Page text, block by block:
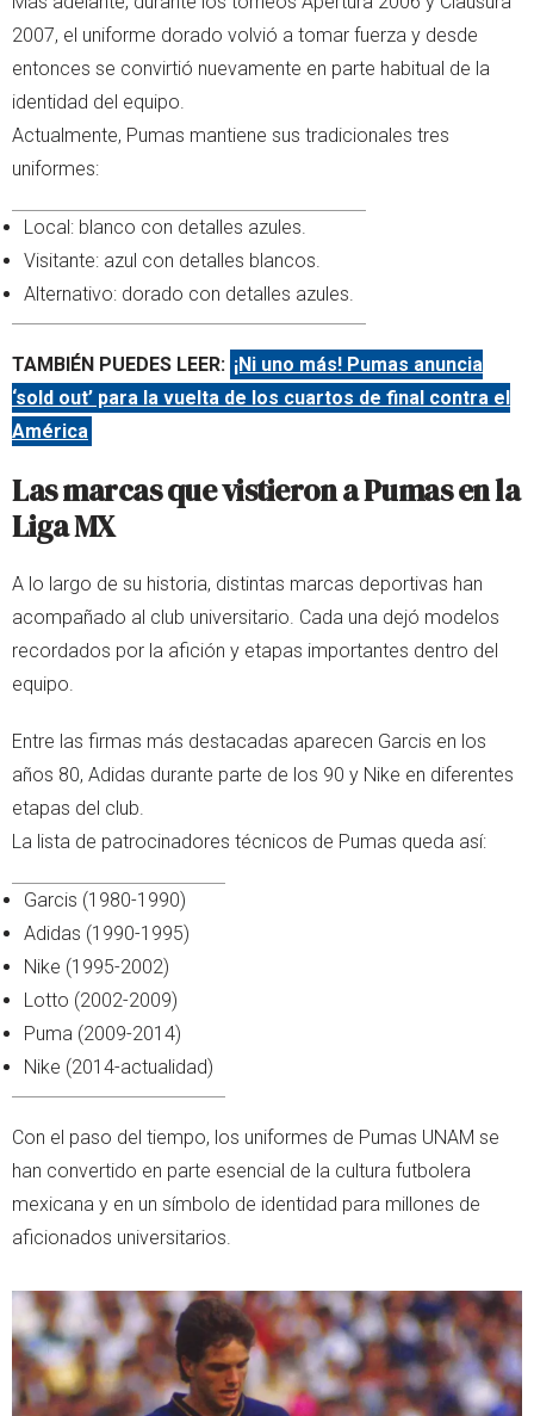
2007, el uniforme dorado volvió a tomar fuerza y desde
entonces se convirtió nuevamente en parte habitual de la
identidad del equipo.
Actualmente, Pumas mantiene sus tradicionales tres
uniformes:
Local: blanco con detalles azules.
Visitante: azul con detalles blancos.
Alternativo: dorado con detalles azules.
TAMBIÉN PUEDES LEER: ¡Ni uno más! Pumas anuncia
‘sold out’ para la vuelta de los cuartos de final contra el
América
Las marcas que vistieron a Pumas en la
Liga MX
A lo largo de su historia, distintas marcas deportivas han
acompañado al club universitario. Cada una dejó modelos
recordados por la afición y etapas importantes dentro del
equipo.
Entre las firmas más destacadas aparecen Garcis en los
años 80, Adidas durante parte de los 90 y Nike en diferentes
etapas del club.
La lista de patrocinadores técnicos de Pumas queda así:
Garcis (1980-1990)
Adidas (1990-1995)
Nike (1995-2002)
Lotto (2002-2009)
Puma (2009-2014)
Nike (2014-actualidad)
Con el paso del tiempo, los uniformes de Pumas UNAM se
han convertido en parte esencial de la cultura futbolera
mexicana y en un símbolo de identidad para millones de
aficionados universitarios.